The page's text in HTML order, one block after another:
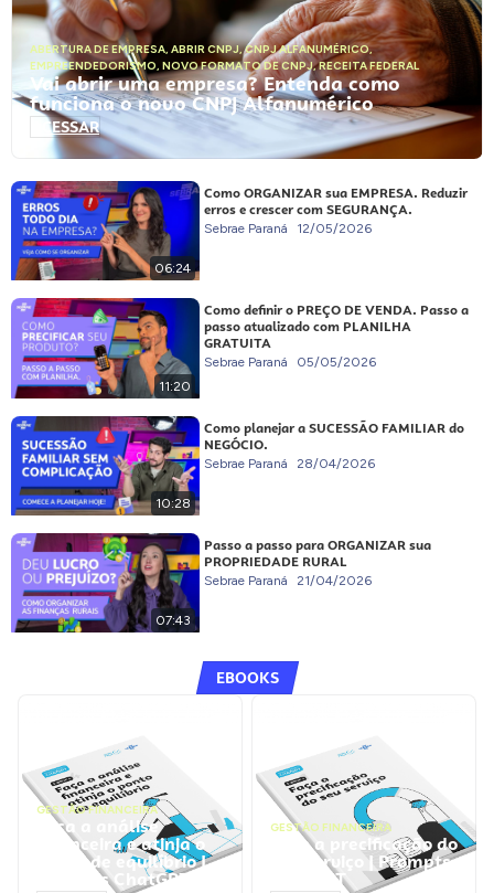
ABERTURA DE EMPRESA, ABRIR CNPJ,CNPJ ALFANUMÉRICO,
EMPREENDEDORISMO, NOVO FORMATO DE CNPJ,RECEITA FEDERAL
Vai abrir uma empresa? Entenda como
funciona o novo CNPJ Alfanumérico
ACESSAR
06:24
Como ORGANIZAR sua EMPRESA. Reduzir
erros e crescer com SEGURANÇA.
Sebrae Paraná 12/05/2026
11:20
Como definir o PREÇO DE VENDA. Passo a
passo atualizado com PLANILHA
GRATUITA
Sebrae Paraná 05/05/2026
10:28
Como planejar a SUCESSÃO FAMILIAR do
NEGÓCIO.
Sebrae Paraná 28/04/2026
07:43
Passo a passo para ORGANIZAR sua
PROPRIEDADE RURAL
Sebrae Paraná 21/04/2026
EBOOKS
GESTÃO FINANCEIRA
Faça a análise
financeira e atinja o
ponto de equilíbrio |
Prompts ChatGPT
GESTÃO FINANCEIRA
Faça a precificação do
seu serviço | Prompts
ChatGPT